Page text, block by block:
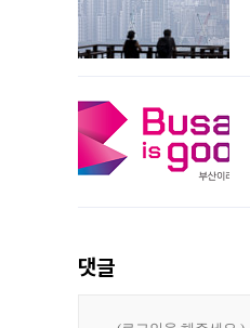
댓글